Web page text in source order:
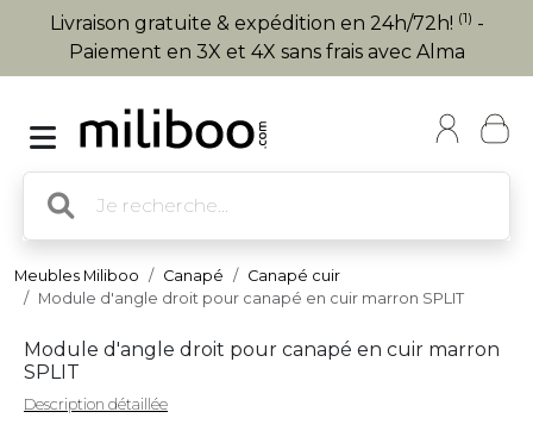
Livraison gratuite & expédition en 24h/72h! (1) -
Paiement en 3X et 4X sans frais avec Alma
Meubles Miliboo Canapé
Canapé cuir
Module d'angle droit pour canapé en cuir marron SPLIT
Module d'angle droit pour canapé en cuir marron
SPLIT
Description détaillée